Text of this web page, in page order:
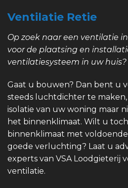
Ventilatie Retie
Op zoek naar een ventilatie
voor de plaatsing en
ventilatiesysteem in uw huis?
Gaat u bouwen? Dan bent u
steeds luchtdichter te maken,
isolatie van uw woning maar
het binnenklimaat. Wilt u
binnenklimaat met
goede verluchting? Laat u
experts van VSA Loodgieterij
ventilatie.